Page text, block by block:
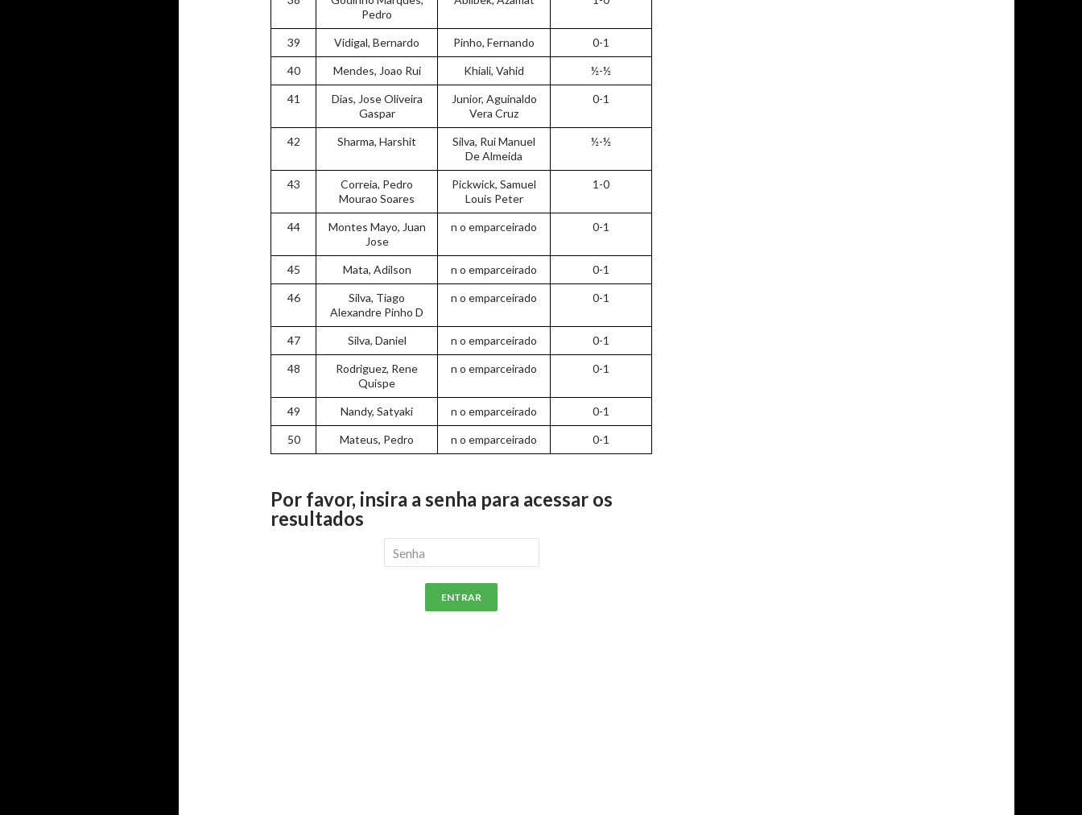
Pedro
39 Vidigal, Bernardo Pinho, Fernando 0-1
40 Mendes, Joao Rui Khiali, Vahid ½-½
41
Dias, Jose Oliveira
Gaspar
Junior, Aguinaldo
Vera Cruz
0-1
42 Sharma, Harshit
Silva, Rui Manuel
De Almeida
½-½
43
Correia, Pedro
Mourao Soares
Pickwick, Samuel
Louis Peter
1-0
44
Montes Mayo, Juan
Jose
n o emparceirado 0-1
45 Mata, Adilson n o emparceirado 0-1
46
Silva, Tiago
Alexandre Pinho D
n o emparceirado 0-1
47 Silva, Daniel n o emparceirado 0-1
48
Rodriguez, Rene
Quispe
n o emparceirado 0-1
49 Nandy, Satyaki n o emparceirado 0-1
50 Mateus, Pedro n o emparceirado 0-1
Por favor, insira a senha para acessar os
resultados
ENTRAR